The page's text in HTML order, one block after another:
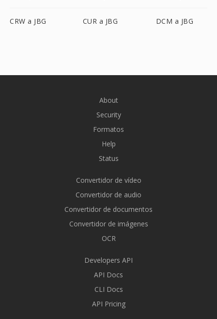
CRW a JBG CUR a JBG DCM a JBG
About
Security
Formatos
Help
Status
Convertidor de vídeo
Convertidor de audio
Convertidor de documentos
Convertidor de imágenes
OCR
Developers API
API Docs
CLI Docs
API Pricing